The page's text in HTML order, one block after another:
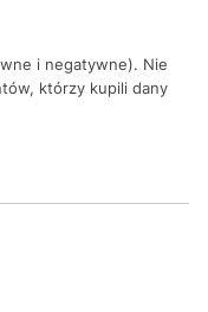
i negatywne). Nie
którzy kupili dany